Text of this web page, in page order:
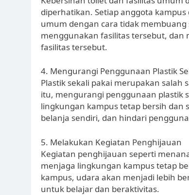
diperhatikan. Setiap anggota
umum dengan cara tidak
menggunakan fasilitas tersebut,
fasilitas tersebut.
4. Mengurangi Penggunaan Plastik
Plastik sekali pakai merupakan
itu, mengurangi penggunaan plastik
lingkungan kampus tetap bersih dan
belanja sendiri, dan hindari
5. Melakukan Kegiatan Penghijauan
Kegiatan penghijauan seperti
menjaga lingkungan kampus tetap
kampus, udara akan menjadi lebih
untuk belajar dan beraktivitas.